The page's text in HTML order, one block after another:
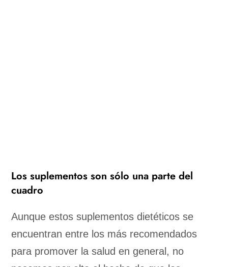
Los suplementos son sólo una parte del
cuadro
Aunque estos suplementos dietéticos se
encuentran entre los más recomendados
para promover la salud en general, no